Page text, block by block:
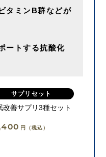
タミンB群などが
ートする抗酸化
サプリセット
改善サプリ3種セット
円（税込）